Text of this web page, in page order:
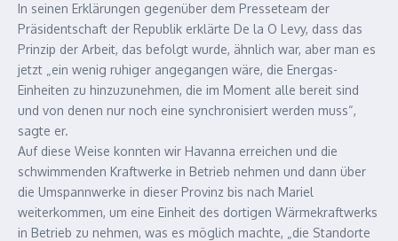
In seinen Erklärungen gegenüber dem Presseteam der
Präsidentschaft der Republik erklärte De la O Levy, dass das
Prinzip der Arbeit, das befolgt wurde, ähnlich war, aber man es
jetzt „ein wenig ruhiger angegangen wäre, die Energas-
Einheiten zu hinzuzunehmen, die im Moment alle bereit sind
und von denen nur noch eine synchronisiert werden muss“,
sagte er.
Auf diese Weise konnten wir Havanna erreichen und die
schwimmenden Kraftwerke in Betrieb nehmen und dann über
die Umspannwerke in dieser Provinz bis nach Mariel
weiterkommen, um eine Einheit des dortigen Wärmekraftwerks
in Betrieb zu nehmen, was es möglich machte, „die Standorte